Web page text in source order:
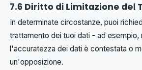
7.6 Diritto di Limitazione del
In determinate circostanze, puoi
trattamento dei tuoi dati - ad esempio,
l'accuratezza dei dati è contestata o
un'opposizione.